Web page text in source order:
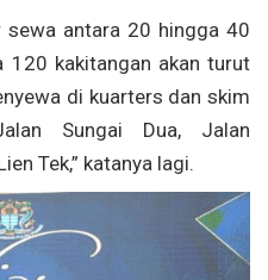
sewa antara 20 hingga 40
120 kakitangan akan turut
di kuarters dan skim
Sungai Dua, Jalan
Tek,” katanya lagi.